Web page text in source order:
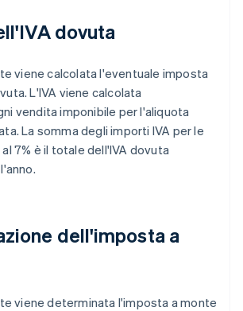
dovuta
viene calcolata l'eventuale imposta
L'IVA viene calcolata
vendita imponibile per l'aliquota
La somma degli importi IVA per le
7% è il totale dell'IVA dovuta
dell'imposta a
viene determinata l'imposta a monte